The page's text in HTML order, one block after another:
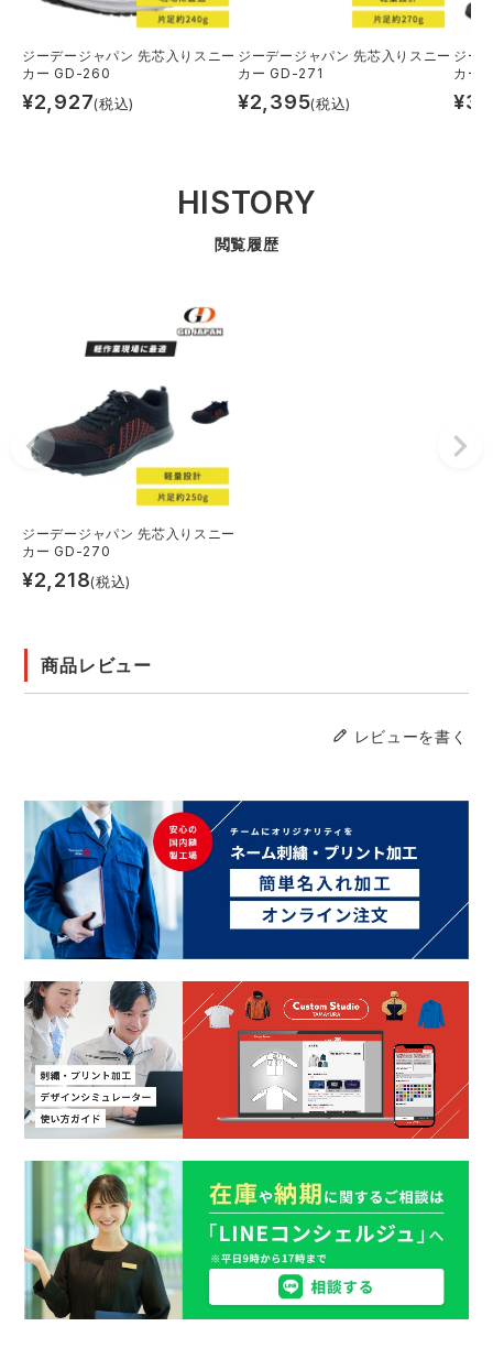
ジーデージャパン 先芯入りスニー
カー GD-260
¥2,927(税込)
ジーデージャパン 先芯入りスニー
カー GD-271
¥2,395(税込)
ジー
カー
¥
HISTORY
閲覧履歴
ジーデージャパン 先芯入りスニー
カー GD-270
¥2,218(税込)
商品レビュー
レビューを書く